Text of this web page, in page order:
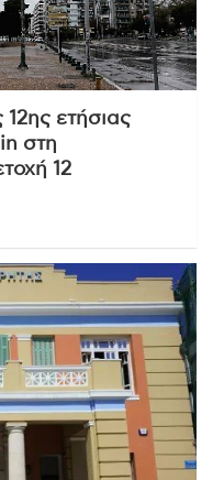
ετήσιας
στη
12